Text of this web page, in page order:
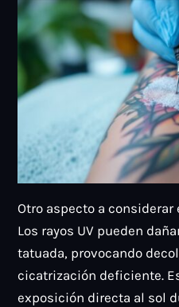
Otro aspecto a
Los rayos UV pueden
tatuada, provocando
cicatrización deficiente.
exposición directa al sol